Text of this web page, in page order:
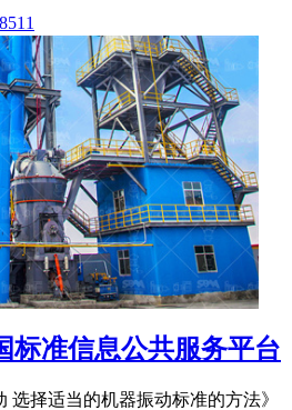
标准信息公共服务平台
选择适当的机器振动标准的方法》